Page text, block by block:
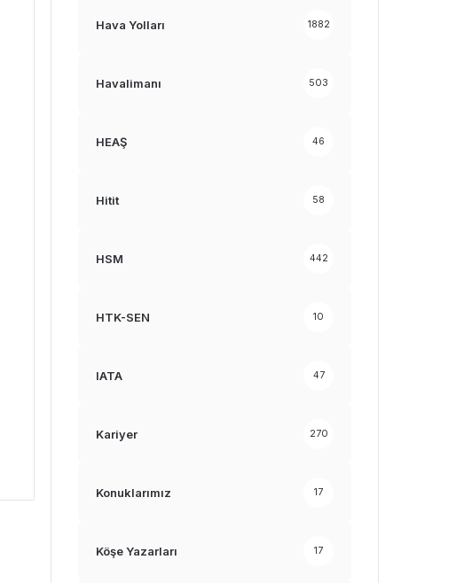
Hava Yolları 1882
Havalimanı 503
HEAŞ 46
Hitit 58
HSM 442
HTK-SEN 10
IATA 47
Kariyer 270
Konuklarımız 17
Köşe Yazarları 17